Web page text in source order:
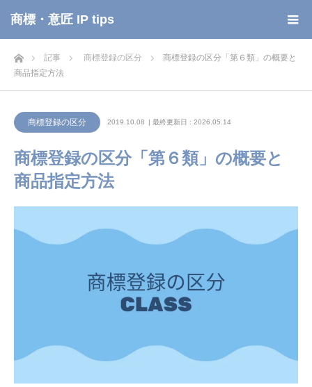
商標・意匠 IP tips
ホーム記事 商標登録の区分
商標登録の区分「第６類」の概要と
商品指定方法
商標登録の区分 2019.10.08 | 最終更新日 : 2026.05.14
商標登録の区分「第６類」の概要と
商品指定方法